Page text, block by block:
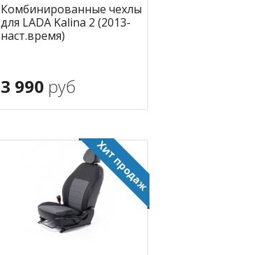
Комбинированные чехлы
для LADA Kalina 2 (2013-
наст.время)
3 990 руб
В корзину